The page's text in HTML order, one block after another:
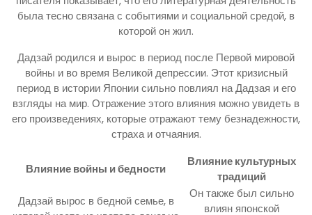
была тесно связана с событиями и социальной средой, в
которой он жил.
Дадзай родился и вырос в период после Первой мировой
войны и во время Великой депрессии. Этот кризисный
период в истории Японии сильно повлиял на Дадзая и его
взгляды на мир. Отражение этого влияния можно увидеть в
его произведениях, которые отражают тему безнадежности,
страха и отчаяния.
Влияние войны и бедности
Влияние культурных
традиций
Дадзай вырос в бедной семье, в
Он также был сильно
влиян японской